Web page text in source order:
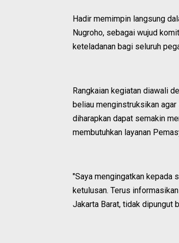
Hadir memimpin langsung
Nugroho, sebagai wujud
keteladanan bagi seluruh
Rangkaian kegiatan diawali
beliau menginstruksikan
diharapkan dapat semakin
membutuhkan layanan
"Saya mengingatkan kepada
ketulusan. Terus
Jakarta Barat, tidak dipungut